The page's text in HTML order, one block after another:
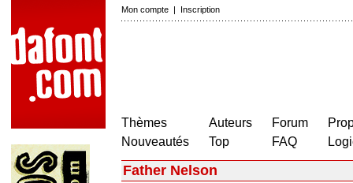
Mon compte | Inscription
Thèmes
Nouveautés
Auteurs
Top
Forum
FAQ
Father Nelson